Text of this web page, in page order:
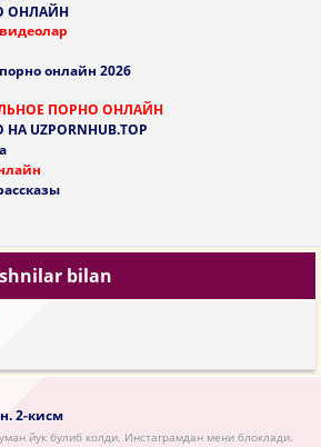
ОНЛАЙН
онлайн 2026
ПОРНО ОНЛАЙН
UZPORNHUB.TOP
bilan
2-кисм
йук булиб колди. Инстаграмдан мени блоклади.